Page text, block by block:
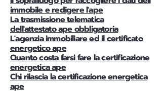
immobile e redigere l'ape
La trasmissione telematica
dell'attestato ape obbligatoria
L'agenzia immobiliare ed il certificato
energetico ape
Quanto costa farsi fare la certificazione
energetica ape
Chi rilascia la certificazione energetica
ape